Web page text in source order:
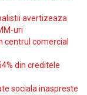
avertizeaza
uri
centrul comercial
din creditele
sociala inaspreste